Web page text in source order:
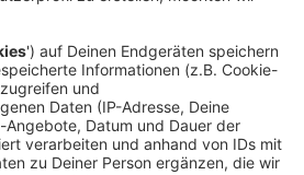
einschränken
ganze Gruppen längerfristig
Einzelne Kitas können deshalb im
Plätze anbieten. Gleichzeitig
fertig gebaute neue Kitas zu